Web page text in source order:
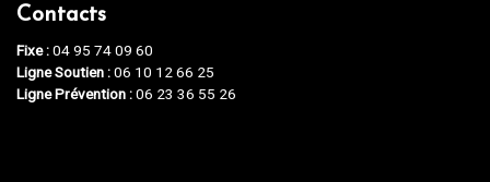
Contacts
Fixe :04 95 74 09 60
Ligne Soutien :06 10 12 66 25
Ligne Prévention :06 23 36 55 26